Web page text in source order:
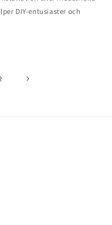
DIY-entusiaster och